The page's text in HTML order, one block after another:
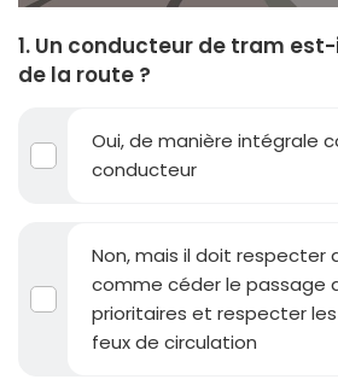
1. Un conducteur de tram
de la route ?
Oui, de manière intégrale
conducteur
Non, mais il doit respecter
comme céder le passage
prioritaires et respecter
feux de circulation